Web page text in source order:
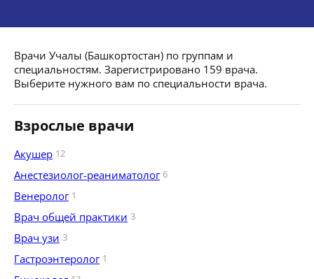
Врачи Учалы (Башкортостан) по группам и
специальностям. Зарегистрировано 159 врача.
Выберите нужного вам по специальности врача.
Взрослые врачи
Акушер 12
Анестезиолог-реаниматолог 6
Венеролог 1
Врач общей практики 3
Врач узи 3
Гастроэнтеролог 1